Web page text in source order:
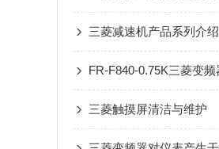
三菱减速机产品系列介绍
三菱触摸屏清洁与维护